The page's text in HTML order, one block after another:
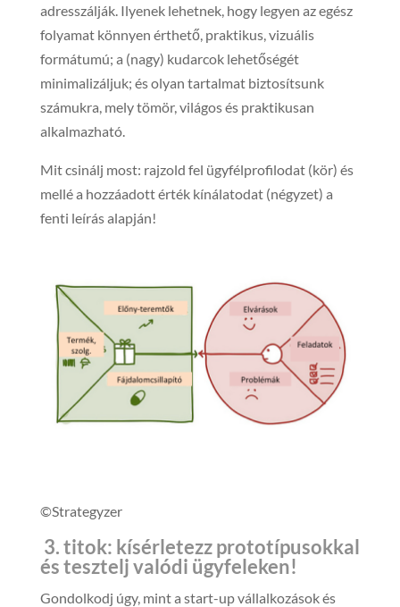
adresszálják. Ilyenek lehetnek, hogy legyen az egész
folyamat könnyen érthető, praktikus, vizuális
formátumú; a (nagy) kudarcok lehetőségét
minimalizáljuk; és olyan tartalmat biztosítsunk
számukra, mely tömör, világos és praktikusan
alkalmazható.
Mit csinálj most: rajzold fel ügyfélprofilodat (kör) és
mellé a hozzáadott érték kínálatodat (négyzet) a
fenti leírás alapján!
©Strategyzer
3. titok: kísérletezz prototípusokkal
és tesztelj valódi ügyfeleken!
Gondolkodj úgy, mint a start-up vállalkozások és